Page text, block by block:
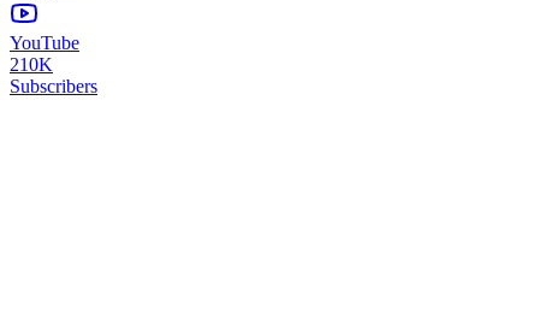
YouTube
210K
Subscribers